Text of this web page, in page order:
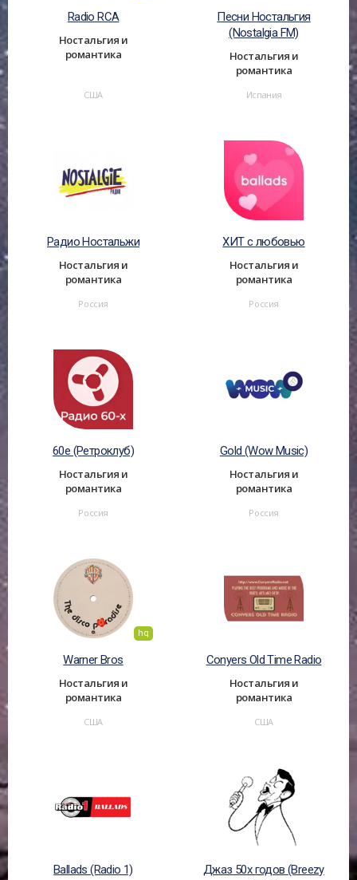
Radio RCA
Ностальгия и
романтика
США
Песни Ностальгия
(Nostalgia FM)
Ностальгия и
романтика
Испания
Радио Ностальжи
Ностальгия и
романтика
Россия
ХИТ с любовью
Ностальгия и
романтика
Россия
60е (Ретроклуб)
Ностальгия и
романтика
Россия
Gold (Wow Music)
Ностальгия и
романтика
Россия
hq
Warner Bros
Ностальгия и
романтика
США
Conyers Old Time Radio
Ностальгия и
романтика
США
Ballads (Radio 1)
Джаз 50х годов (Breezy